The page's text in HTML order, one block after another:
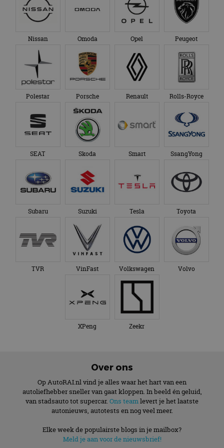
Nissan Omoda Opel Peugeot
Polestar Porsche Renault Rolls-Royce
SEAT Skoda Smart SsangYong
Subaru Suzuki Tesla Toyota
TVR VinFast Volkswagen Volvo
XPeng Zeekr
Over ons
Op AutoRAI.nl vind je alles waar het hart van een
autoliefhebber sneller van gaat kloppen. In beeld én geluid,
van stadsauto tot supercar. Ons teamlevert je het laatste
autonieuws, autotests en nog veel meer.
Elke week de populairste blogs in je mailbox?
Meld je aan voor de nieuwsbrief!